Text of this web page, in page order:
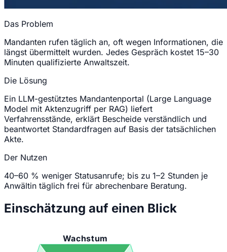
Das Problem
Mandanten rufen täglich an, oft wegen Informationen, die
längst übermittelt wurden. Jedes Gespräch kostet 15–30
Minuten qualifizierte Anwaltszeit.
Die Lösung
Ein LLM-gestütztes Mandantenportal (Large Language
Model mit Aktenzugriff per RAG) liefert
Verfahrensstände, erklärt Bescheide verständlich und
beantwortet Standardfragen auf Basis der tatsächlichen
Akte.
Der Nutzen
40–60 % weniger Statusanrufe; bis zu 1–2 Stunden je
Anwältin täglich frei für abrechenbare Beratung.
Einschätzung auf einen Blick
Wachstum